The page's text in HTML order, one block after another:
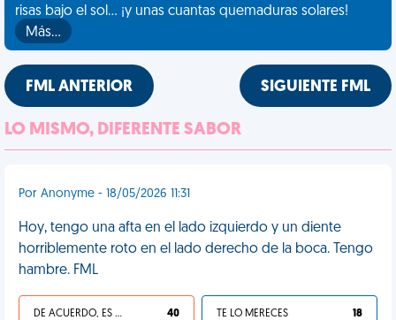
risas bajo el sol... ¡y unas cuantas quemaduras solares!
Más…
FML ANTERIOR SIGUIENTE FML
LO MISMO, DIFERENTE SABOR
Por Anonyme - 18/05/2026 11:31
Hoy, tengo una afta en el lado izquierdo y un diente
horriblemente roto en el lado derecho de la boca. Tengo
hambre. FML
DE ACUERDO, ES UNA VIDA HP 40 TE LO MERECES 18